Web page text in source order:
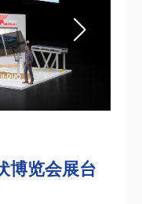
博览会展台